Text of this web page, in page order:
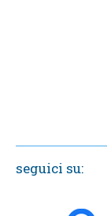
seguici su: